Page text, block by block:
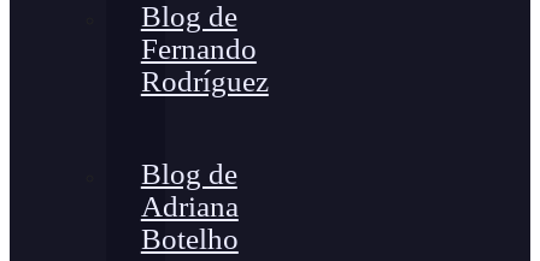
Blog de
Fernando
Rodríguez
Blog de
Adriana
Botelho